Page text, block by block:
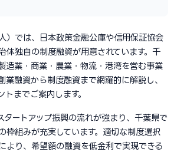
）では、日本政策金融公庫や信用保証協会
体独自の制度融資が用意されています。千
造業・商業・農業・物流・港湾を営む事業
業融資から制度融資まで網羅的に解説し、
までご案内します。
ートアップ振興の流れが強まり、千葉県で
枠組みが充実しています。適切な制度選択
より、希望額の融資を低金利で実現できる